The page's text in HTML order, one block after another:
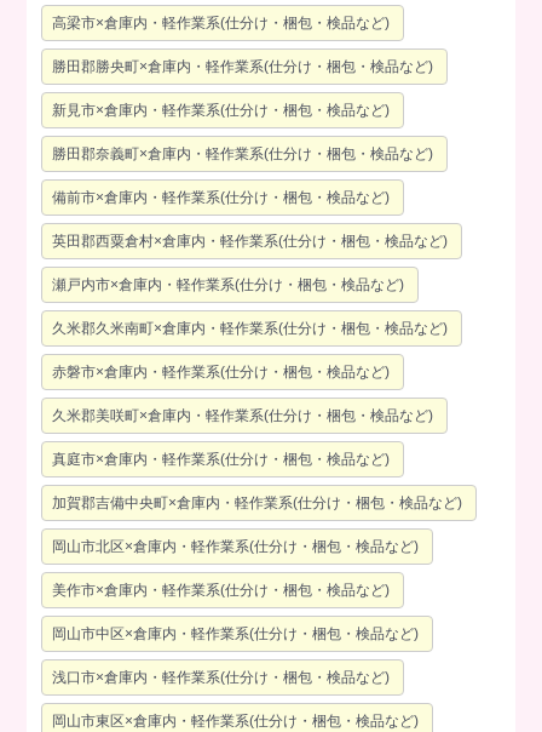
高梁市×倉庫内・軽作業系(仕分け・梱包・検品など)
勝田郡勝央町×倉庫内・軽作業系(仕分け・梱包・検品など)
新見市×倉庫内・軽作業系(仕分け・梱包・検品など)
勝田郡奈義町×倉庫内・軽作業系(仕分け・梱包・検品など)
備前市×倉庫内・軽作業系(仕分け・梱包・検品など)
英田郡西粟倉村×倉庫内・軽作業系(仕分け・梱包・検品など)
瀬戸内市×倉庫内・軽作業系(仕分け・梱包・検品など)
久米郡久米南町×倉庫内・軽作業系(仕分け・梱包・検品など)
赤磐市×倉庫内・軽作業系(仕分け・梱包・検品など)
久米郡美咲町×倉庫内・軽作業系(仕分け・梱包・検品など)
真庭市×倉庫内・軽作業系(仕分け・梱包・検品など)
加賀郡吉備中央町×倉庫内・軽作業系(仕分け・梱包・検品など)
岡山市北区×倉庫内・軽作業系(仕分け・梱包・検品など)
美作市×倉庫内・軽作業系(仕分け・梱包・検品など)
岡山市中区×倉庫内・軽作業系(仕分け・梱包・検品など)
浅口市×倉庫内・軽作業系(仕分け・梱包・検品など)
岡山市東区×倉庫内・軽作業系(仕分け・梱包・検品など)